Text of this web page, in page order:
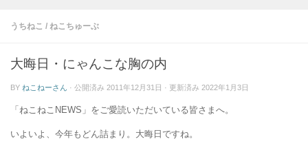
うちねこ / ねこちゅーぶ
大晦日・にゃんこな胸の内
BY ねこねーさん · 公開済み 2011年12月31日 · 更新済み 2022年1月3日
「ねこねこNEWS」をご愛読いただいている皆さまへ。
いよいよ、今年もどん詰まり。大晦日ですね。
ゴ